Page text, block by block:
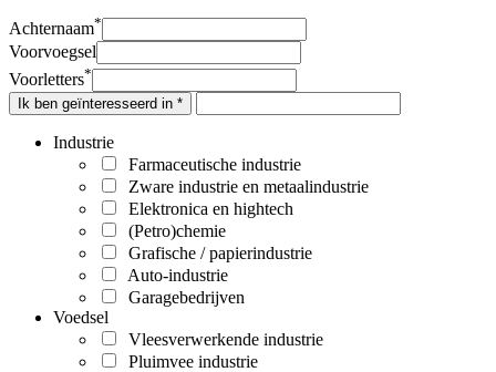
Achternaam*
Voorvoegsel
Voorletters*
Ik ben geïnteresseerd in *
Industrie
Farmaceutische industrie
Zware industrie en metaalindustrie
Elektronica en hightech
(Petro)chemie
Grafische / papierindustrie
Auto-industrie
Garagebedrijven
Voedsel
Vleesverwerkende industrie
Pluimvee industrie